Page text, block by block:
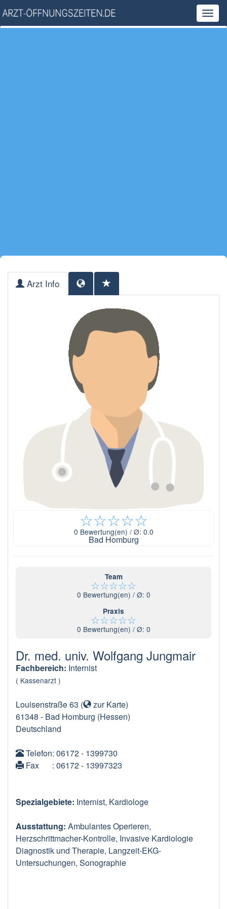
Arzt Info
☆☆☆☆☆
0 Bewertung(en) / Ø: 0.0
Bad Homburg
Team
☆☆☆☆☆
0 Bewertung(en) / Ø: 0
Praxis
☆☆☆☆☆
0 Bewertung(en) / Ø: 0
Dr. med. univ. Wolfgang Jungmair
Fachbereich: Internist
( Kassenarzt )
Louisenstraße 63 ( zur Karte)
61348 - Bad Homburg (Hessen)
Deutschland
Telefon: 06172 - 1399730
Fax
: 06172 - 13997323
Spezialgebiete: Internist, Kardiologe
Ausstattung: Ambulantes Operieren,
Herzschrittmacher-Kontrolle, Invasive Kardiologie
Diagnostik und Therapie, Langzeit-EKG-
Untersuchungen, Sonographie